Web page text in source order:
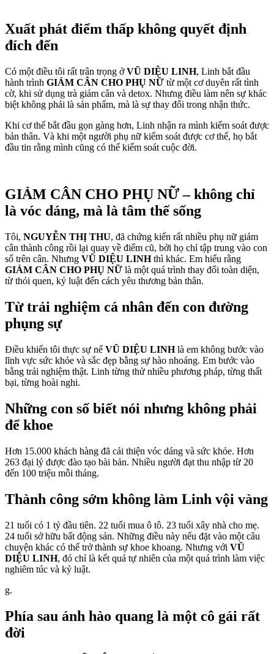
Xuất phát điểm thấp không quyết định
đích đến
Có một điều tôi rất trân trọng ởVŨ DIỆU LINH, Linh bắt đầu
hành trình GIẢM CÂN CHO PHỤ NỮ từ một cơ duyên rất tình
cờ, khi sử dụng trà giảm cân và detox. Nhưng điều làm nên sự khác
biệt không phải là sản phẩm, mà là sự thay đổi trong nhận thức.
Khi cơ thể bắt đầu gọn gàng hơn, Linh nhận ra mình kiểm soát được
bản thân. Và khi một người phụ nữ kiểm soát được cơ thể, họ bắt
đầu tin rằng mình cũng có thể kiểm soát cuộc đời.
GIẢM CÂN CHO PHỤ NỮ– không chỉ
là vóc dáng, mà là tâm thế sống
Tôi, NGUYỄN THỊ THU, đã chứng kiến rất nhiều phụ nữ giảm
cân thành công rồi lại quay về điểm cũ, bởi họ chỉ tập trung vào con
số trên cân. Nhưng VŨ DIỆU LINHthì khác. Em hiểu rằng
GIẢM CÂN CHO PHỤ NỮ là một quá trình thay đổi toàn diện,
từ thói quen, kỷ luật đến cách yêu thương bản thân.
Từ trải nghiệm cá nhân đến con đường
phụng sự
Điều khiến tôi thực sự nể VŨ DIỆU LINHlà em không bước vào
lĩnh vực sức khỏe và sắc đẹp bằng sự hào nhoáng. Em bước vào
bằng trải nghiệm thật. Linh từng thử nhiều phương pháp, từng thất
bại, từng hoài nghi.
Những con số biết nói nhưng không phải
để khoe
Hơn 15.000 khách hàng đã cải thiện vóc dáng và sức khỏe. Hơn
263 đại lý được đào tạo bài bản. Nhiều người đạt thu nhập từ 20
đến 100 triệu mỗi tháng.
Thành công sớm không làm Linh vội vàng
21 tuổi có 1 tỷ đầu tiên. 22 tuổi mua ô tô. 23 tuổi xây nhà cho mẹ.
24 tuổi sở hữu bất động sản. Những điều này nếu đặt vào một câu
chuyện khác có thể trở thành sự khoe khoang. Nhưng với VŨ
DIỆU LINH, đó chỉ là kết quả tự nhiên của một quá trình làm việc
nghiêm túc và kỷ luật.
g.
Phía sau ánh hào quang là một cô gái rất
đời